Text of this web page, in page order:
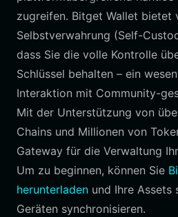
zugreifen. Bitget Wallet bietet
Selbstverwahrung (Self-
dass Sie die volle Kontrolle
Schlüssel behalten – ein
Interaktion mit Community-
Mit der Unterstützung von
Chains und Millionen von
Gateway für die Verwaltung
Um zu beginnen, können Sie
herunterladen und Ihre Assets
Geräten synchronisieren.